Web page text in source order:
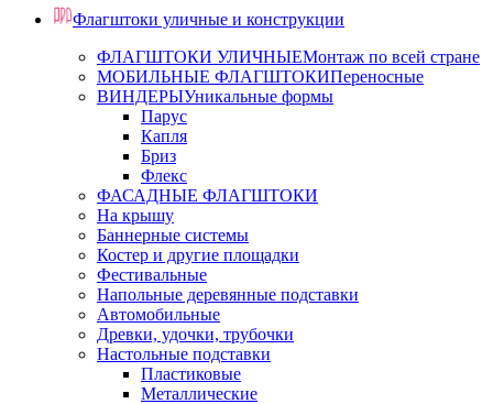
Флагштоки уличные и конструкции
ФЛАГШТОКИ УЛИЧНЫЕМонтаж по всей стране
МОБИЛЬНЫЕ ФЛАГШТОКИПереносные
ВИНДЕРЫУникальные формы
Парус
Капля
Бриз
Флекс
ФАСАДНЫЕ ФЛАГШТОКИ
На крышу
Баннерные системы
Костер и другие площадки
Фестивальные
Напольные деревянные подставки
Автомобильные
Древки, удочки, трубочки
Настольные подставки
Пластиковые
Металлические